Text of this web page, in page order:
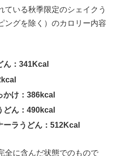
ている秋季限定のシェイクう
ングを除く）のカロリー内容
ん：341Kcal
かけ：386kcal
どん：490kcal
ーラうどん：512Kcal
全に含んだ状態でのもので